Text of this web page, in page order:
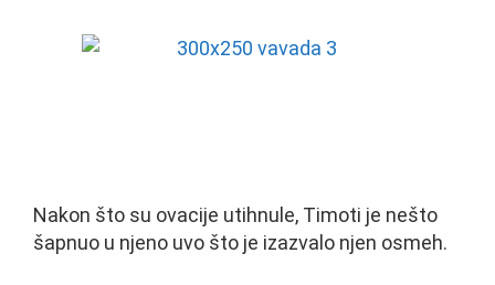
Nakon što su ovacije utihnule, Timoti je nešto
šapnuo u njeno uvo što je izazvalo njen osmeh.